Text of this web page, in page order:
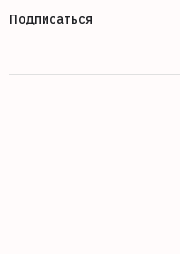
Подписаться